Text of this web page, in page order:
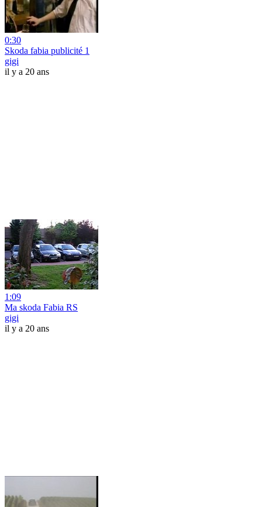
0:30
Skoda fabia publicité 1
gigi
il y a 20 ans
1:09
Ma skoda Fabia RS
gigi
il y a 20 ans